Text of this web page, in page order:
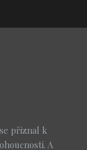
přiznal k
A